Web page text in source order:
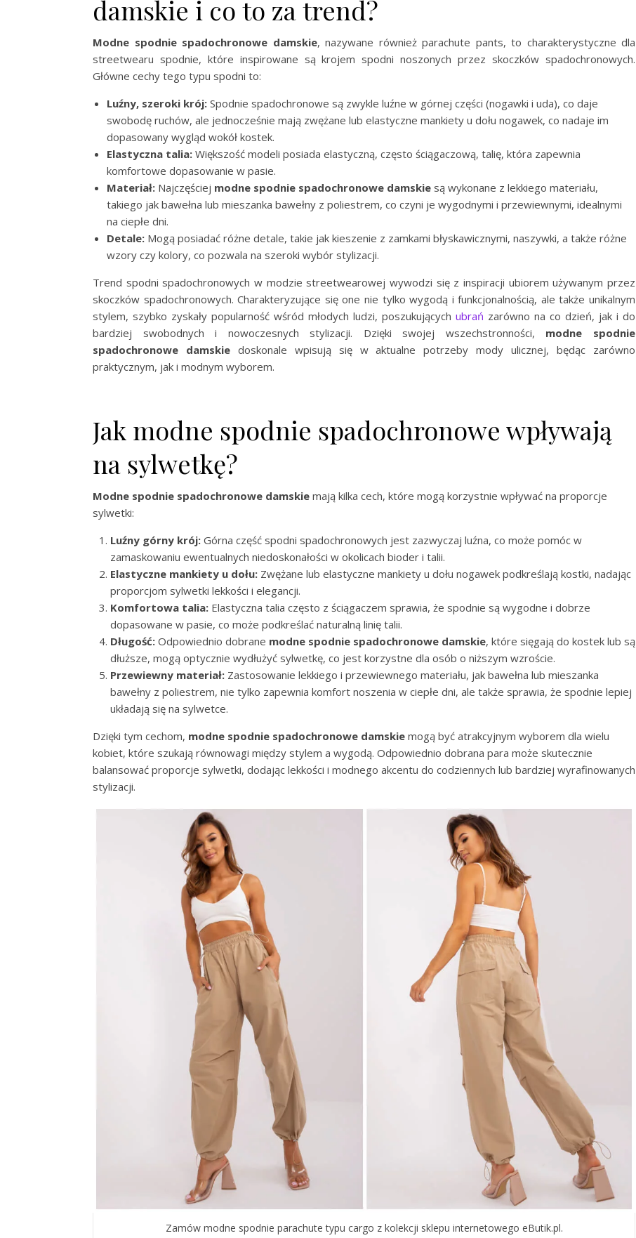
damskie i co to za trend?
Modne spodnie spadochronowe damskie, nazywane również parachute pants, to charakterystyczne dla
streetwearu spodnie, które inspirowane są krojem spodni noszonych przez skoczków spadochronowych.
Główne cechy tego typu spodni to:
Luźny, szeroki krój: Spodnie spadochronowe są zwykle luźne w górnej części (nogawki i uda), co daje
swobodę ruchów, ale jednocześnie mają zwężane lub elastyczne mankiety u dołu nogawek, co nadaje im
dopasowany wygląd wokół kostek.
Elastyczna talia: Większość modeli posiada elastyczną, często ściągaczową, talię, która zapewnia
komfortowe dopasowanie w pasie.
Materiał: Najczęściej modne spodnie spadochronowe damskie są wykonane z lekkiego materiału,
takiego jak bawełna lub mieszanka bawełny z poliestrem, co czyni je wygodnymi i przewiewnymi, idealnymi
na ciepłe dni.
Detale: Mogą posiadać różne detale, takie jak kieszenie z zamkami błyskawicznymi, naszywki, a także różne
wzory czy kolory, co pozwala na szeroki wybór stylizacji.
Trend spodni spadochronowych w modzie streetwearowej wywodzi się z inspiracji ubiorem używanym przez
skoczków spadochronowych. Charakteryzujące się one nie tylko wygodą i funkcjonalnością, ale także unikalnym
stylem, szybko zyskały popularność wśród młodych ludzi, poszukujących ubrań zarówno na co dzień, jak i do
bardziej swobodnych i nowoczesnych stylizacji. Dzięki swojej wszechstronności, modne spodnie
spadochronowe damskiedoskonale wpisują się w aktualne potrzeby mody ulicznej, będąc zarówno
praktycznym, jak i modnym wyborem.
Jak modne spodnie spadochronowe wpływają
na sylwetkę?
Modne spodnie spadochronowe damskie mają kilka cech, które mogą korzystnie wpływać na proporcje
sylwetki:
Luźny górny krój: Górna część spodni spadochronowych jest zazwyczaj luźna, co może pomóc w
zamaskowaniu ewentualnych niedoskonałości w okolicach bioder i talii.
Elastyczne mankiety u dołu: Zwężane lub elastyczne mankiety u dołu nogawek podkreślają kostki, nadając
proporcjom sylwetki lekkości i elegancji.
Komfortowa talia: Elastyczna talia często z ściągaczem sprawia, że spodnie są wygodne i dobrze
dopasowane w pasie, co może podkreślać naturalną linię talii.
Długość: Odpowiednio dobrane modne spodnie spadochronowe damskie, które sięgają do kostek lub są
dłuższe, mogą optycznie wydłużyć sylwetkę, co jest korzystne dla osób o niższym wzroście.
Przewiewny materiał: Zastosowanie lekkiego i przewiewnego materiału, jak bawełna lub mieszanka
bawełny z poliestrem, nie tylko zapewnia komfort noszenia w ciepłe dni, ale także sprawia, że spodnie lepiej
układają się na sylwetce.
Dzięki tym cechom, modne spodnie spadochronowe damskie mogą być atrakcyjnym wyborem dla wielu
kobiet, które szukają równowagi między stylem a wygodą. Odpowiednio dobrana para może skutecznie
balansować proporcje sylwetki, dodając lekkości i modnego akcentu do codziennych lub bardziej wyrafinowanych
stylizacji.
Zamów modne spodnie parachute typu cargo z kolekcji sklepu internetowego eButik.pl.